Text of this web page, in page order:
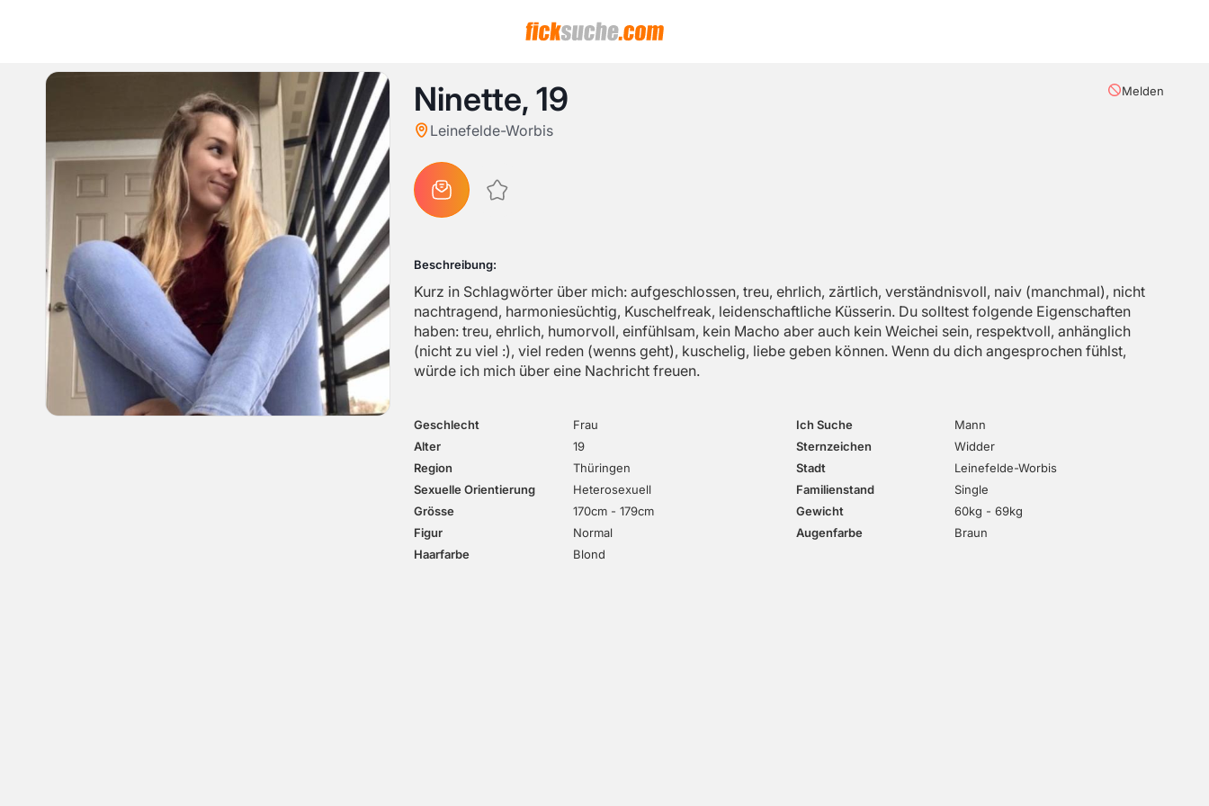
Melden
Ninette, 19
Leinefelde-Worbis
Beschreibung:
Kurz in Schlagwörter über mich: aufgeschlossen, treu, ehrlich, zärtlich, verständnisvoll, naiv (manchmal), nicht
nachtragend, harmoniesüchtig, Kuschelfreak, leidenschaftliche Küsserin. Du solltest folgende Eigenschaften
haben: treu, ehrlich, humorvoll, einfühlsam, kein Macho aber auch kein Weichei sein, respektvoll, anhänglich
(nicht zu viel :), viel reden (wenns geht), kuschelig, liebe geben können. Wenn du dich angesprochen fühlst,
würde ich mich über eine Nachricht freuen.
Geschlecht Frau Ich Suche
Mann
Alter
19 Sternzeichen
Widder
Region
Thüringen Stadt
Leinefelde-Worbis
Sexuelle Orientierung
Heterosexuell Familienstand
Single
Grösse
170cm - 179cm Gewicht
60kg - 69kg
Figur
Normal Augenfarbe
Braun
Haarfarbe
Blond